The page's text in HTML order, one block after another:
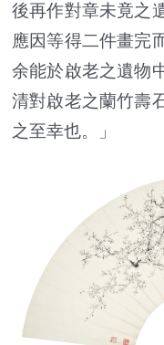
後再作對章未竟之
應因等得二件畫完
余能於啟老之遺物
清對啟老之蘭竹壽
之至幸也。」